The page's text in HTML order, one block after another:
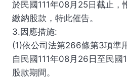
於民國111年08月25日截止，
繳納股款，特此催告。
3.因應措施:
(1)依公司法第266條第3項準
自民國111年08月26日至民
股款期間。